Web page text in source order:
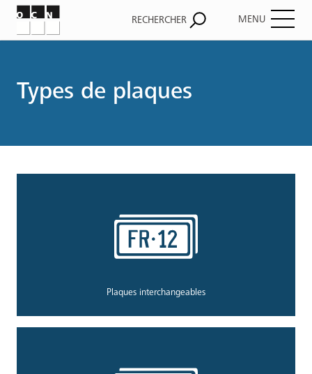
d'Ariane
Types de plaques
Plaques interchangeables
RECHERCHER MENU